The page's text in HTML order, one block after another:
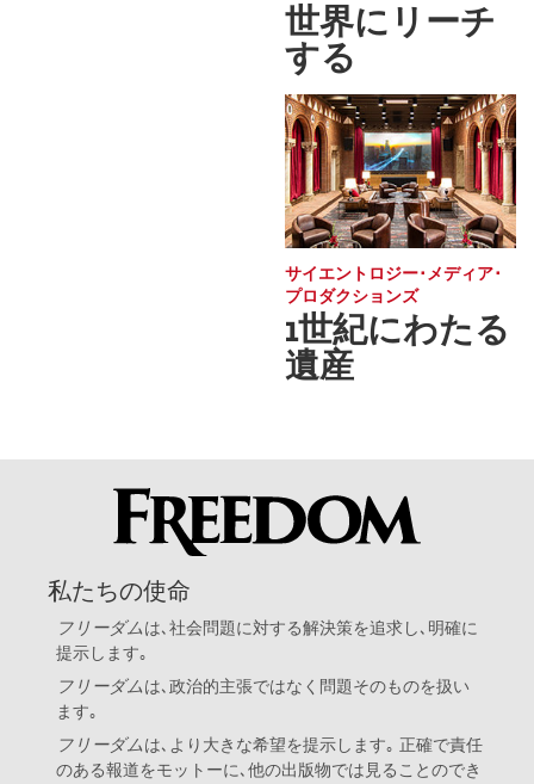
世界にリーチ
する
サイエントロジー･メディア･
プロダクションズ
1世紀にわたる
遺産
私たちの使命
フリーダムは､社会問題に対する解決策を追求し､明確に
提示します｡
フリーダムは､政治的主張ではなく問題そのものを扱い
ます｡
フリーダムは､より大きな希望を提示します｡ 正確で責任
のある報道をモットーに､他の出版物では見ることのでき